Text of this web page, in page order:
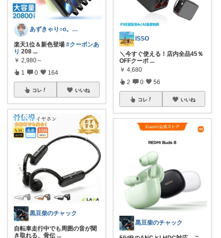
あずきゃり○o。.🐟🐠
楽天1位＆新色登場 #クーポンあ
り 208 ...
￥ 2,980～
1 0 164
コレ いいね
黒豆柴のチャック
自転車走行中でも周囲の音が聞
き取れる、骨伝 ...
ISSO
＼今すぐ使える！店内全品45％
OFFクーポ ...
￥ 4,680
2 0 56
コレ いいね
黒豆柴のチャック